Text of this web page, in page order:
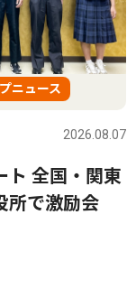
ニュース
2026.08.07
ト 全国・関東
で激励会